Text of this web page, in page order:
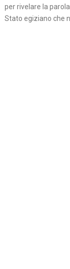
per rivelare la
Stato egiziano che